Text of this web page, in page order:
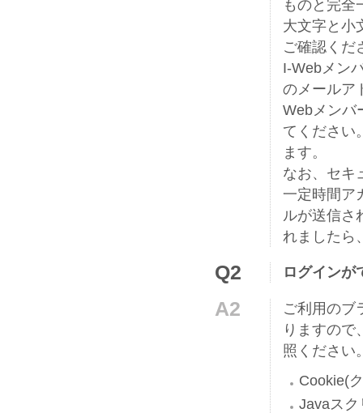
ものと完全
大文字と小
ご確認くだ
I-Webメン
のメールア
Webメンバ
てください
ます。
なお、セキ
一定時間ア
ルが送信さ
れましたら
Q2 ログインが
A2
ご利用のブ
りますので
照ください
Cookie(
Javaスク